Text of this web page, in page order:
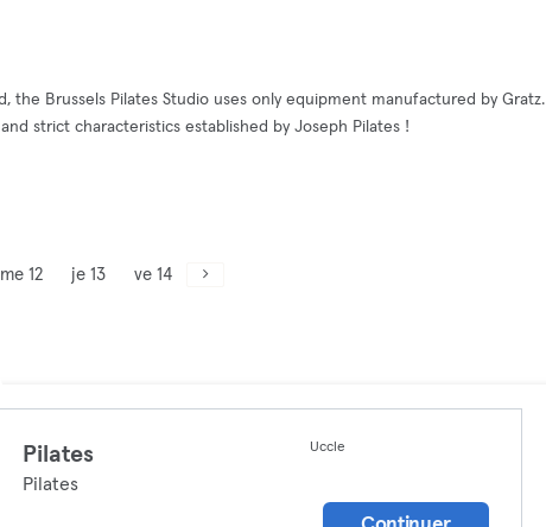
Brussels Pilates Studio uses only equipment manufactured by Gratz.
strict characteristics established by Joseph Pilates !
me 12 je 13 ve 14
Pilates
Pilates
Uccle